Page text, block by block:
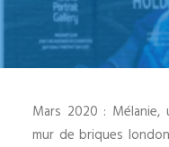
Mars 2020 : Mélanie,
mur de briques